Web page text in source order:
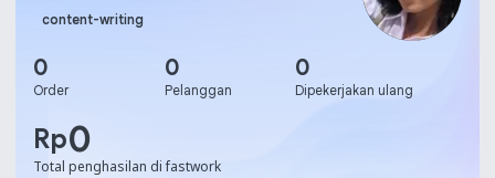
content-writing
0
Order
0
Pelanggan
0
Dipekerjakan ulang
Rp0
Total penghasilan di fastwork